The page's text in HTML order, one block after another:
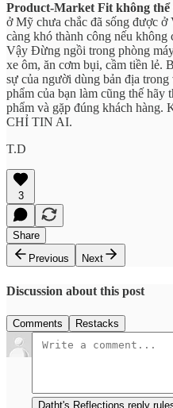
Product-Market Fit không thể
ở Mỹ chưa chắc đã sống được ở
càng khó thành công nếu
Vậy Đừng ngồi trong phòng
xe ôm, ăn cơm bụi, cầm tiền lẻ.
sự của người dùng bản địa
phẩm của bạn làm cũng thế hãy
phẩm và gặp đúng khách
CHỈ TIN AI.
T.D
3
Share
Previous
Next
Discussion about this post
Comments Restacks
Datht's Reflections reply